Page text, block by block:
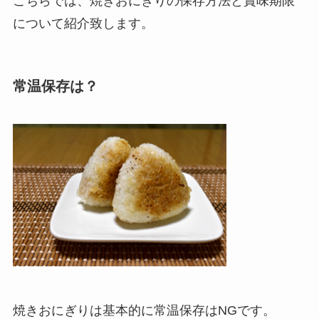
について紹介致します。
常温保存は？
焼きおにぎりは基本的に常温保存はNGです。